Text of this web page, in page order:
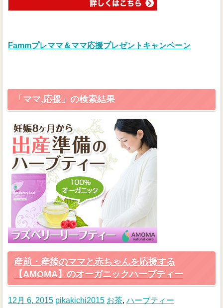
Fammプレママ＆ママ応援プレゼントキャンペーン
「ママ,応援」の検索結果
産前・産後のママと赤ちゃんを応援する
【AMOMA】のオーガニックハーブティー
12月 6, 2015 pikakichi2015 お茶, ハーブティー